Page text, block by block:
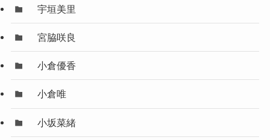
宇垣美里
宮脇咲良
小倉優香
小倉唯
小坂菜緒